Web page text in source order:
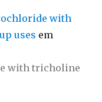
with
uses em
with tricholine